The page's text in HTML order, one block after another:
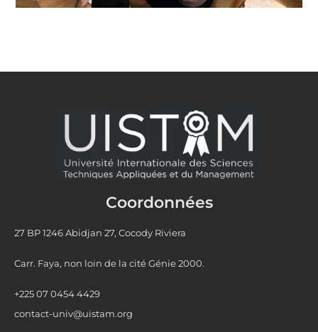
Coordonnées
27 BP 1246 Abidjan 27, Cocody Riviera
Carr. Faya, non loin de la cité Génie 2000.
+225 07 0454 4429
contact-univ@uistam.org